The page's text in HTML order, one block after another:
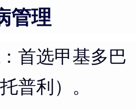
管理
：首选甲基多
普利）。